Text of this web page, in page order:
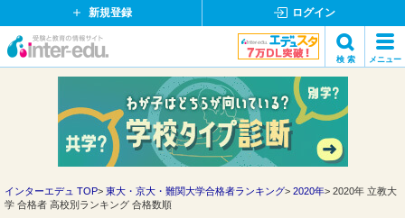
新規登録 ログイン
イ
ド
ッ
検 索 メニュー
検索
インターエデュ TOP 東大・京大・難関大学合格者ランキング 2020年
2020年 立教大
学 合格者 高校別ランキング 合格数順